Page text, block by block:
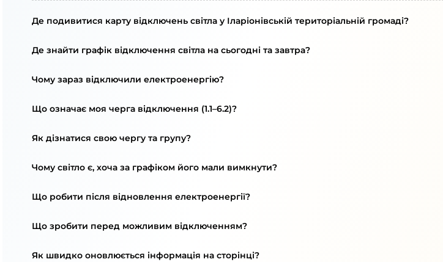
Де подивитися карту відключень світла у Іларіонівській територіальній громаді?
Де знайти графік відключення світла на сьогодні та завтра?
Чому зараз відключили електроенергію?
Що означає моя черга відключення (1.1–6.2)?
Як дізнатися свою чергу та групу?
Чому світло є, хоча за графіком його мали вимкнути?
Що робити після відновлення електроенергії?
Що зробити перед можливим відключенням?
Як швидко оновлюється інформація на сторінці?